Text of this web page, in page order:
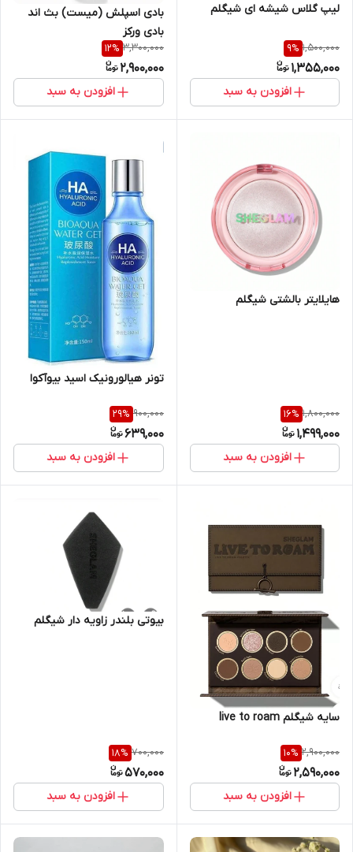
لیپ گلاس شیشه ای شیگلم
1,500,000
9%
1,355,000
افزودن به سبد
بادی اسپلش (میست) بث اند
بادی ورکز
3,300,000
12%
2,900,000
افزودن به سبد
هایلایتر بالشتی شیگلم
1,800,000
16%
1,499,000
افزودن به سبد
تونر هیالورونیک اسید بیوآکوا
900,000
29%
639,000
افزودن به سبد
سایه شیگلم live to roam
2,900,000
10%
2,590,000
افزودن به سبد
بیوتی بلندر زاویه دار شیگلم
700,000
18%
570,000
افزودن به سبد